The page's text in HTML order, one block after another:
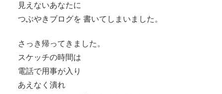
見えないあなたに
つぶやきブログを 書いてしまいました。
さっき帰ってきました。
スケッチの時間は
電話で用事が入り
あえなく潰れ